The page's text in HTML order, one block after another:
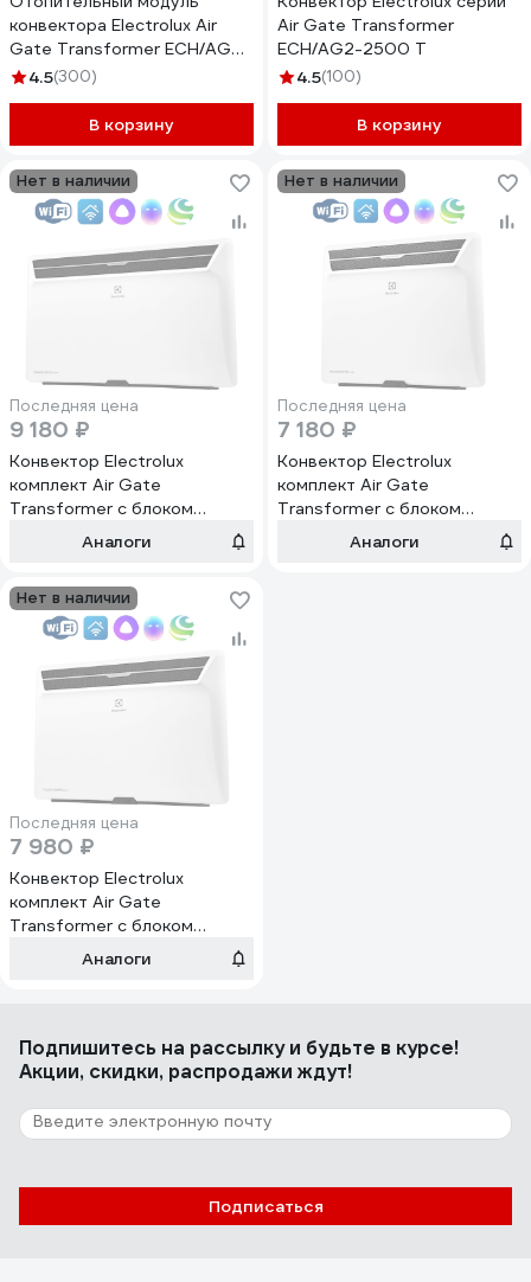
конвектора Electrolux Air
Gate Transformer ECH/AG2-
2000 T НС-1081912
4.5(300)
В корзину
Air Gate Transformer
ECH/AG2-2500 T
4.5(100)
В корзину
Нет в наличии
Последняя цена
9 180 ₽
Конвектор Electrolux
комплект Air Gate
Transformer с блоком
управления ECH/AG2-2500
Аналоги
Нет в наличии
Последняя цена
7 180 ₽
Конвектор Electrolux
комплект Air Gate
Transformer с блоком
управления ECH/AG2-1500
Аналоги
Нет в наличии
Последняя цена
7 980 ₽
Конвектор Electrolux
комплект Air Gate
Transformer с блоком
управления ECH/AG2-2000
Аналоги
Подпишитесь на рассылкуи будьте в курсе!
Акции, скидки, распродажи ждут!
Подписаться